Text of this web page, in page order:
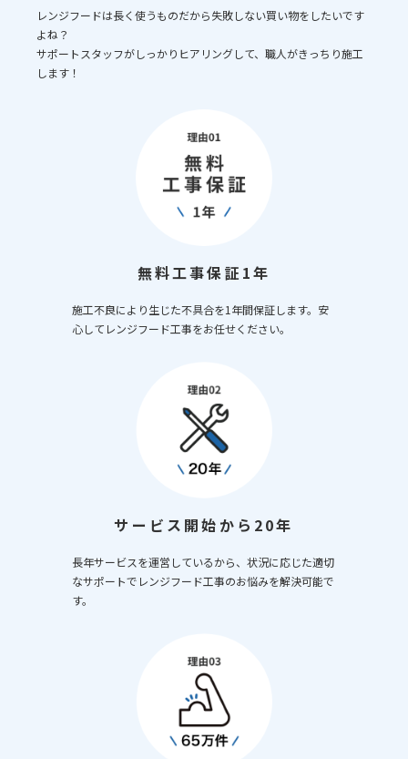
レンジフードは長く使うものだから失敗しない買い物をしたいです
よね？
サポートスタッフがしっかりヒアリングして、職人がきっちり施工
します！
無料工事保証1年
施工不良により生じた不具合を1年間保証します。安
心してレンジフード工事をお任せください。
サービス開始から20年
長年サービスを運営しているから、状況に応じた適切
なサポートでレンジフード工事のお悩みを解決可能で
す。